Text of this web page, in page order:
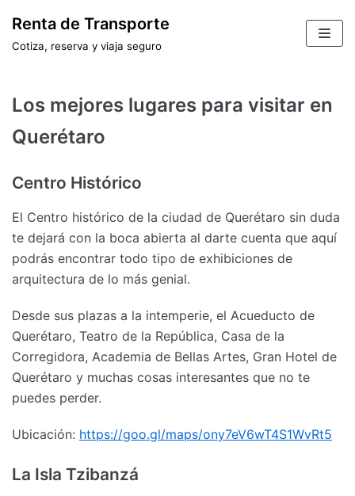
Saltar
al
Renta de Transporte
Cotiza, reserva y viaja seguro
Los mejores lugares para visitar en
Querétaro
Centro Histórico
El Centro histórico de la ciudad de Querétaro sin duda
te dejará con la boca abierta al darte cuenta que aquí
podrás encontrar todo tipo de exhibiciones de
arquitectura de lo más genial.
Desde sus plazas a la intemperie, el Acueducto de
Querétaro, Teatro de la República, Casa de la
Corregidora, Academia de Bellas Artes, Gran Hotel de
Querétaro y muchas cosas interesantes que no te
puedes perder.
Ubicación: https://goo.gl/maps/ony7eV6wT4S1WvRt5
La Isla Tzibanzá